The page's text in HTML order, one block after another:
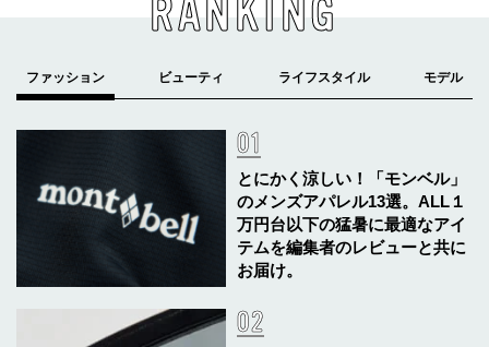
RANKING
とにかく涼しい！「モンベル」
のメンズアパレル13選。ALL１
万円台以下の猛暑に最適なアイ
テムを編集者のレビューと共に
お届け。